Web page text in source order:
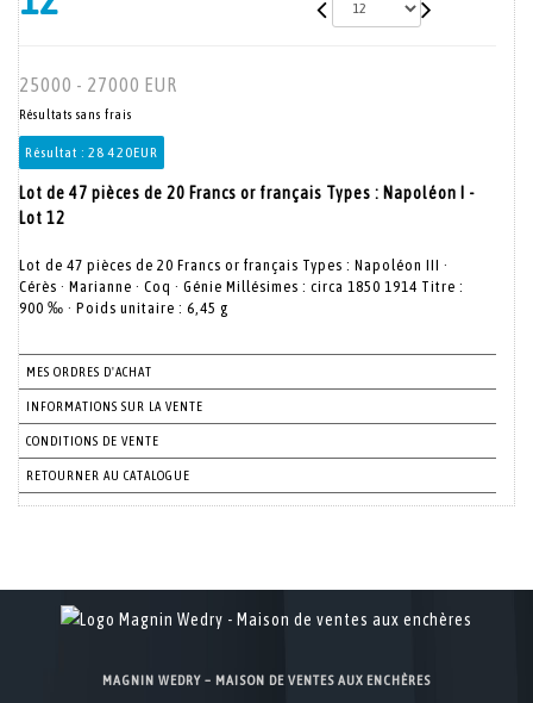
25000 - 27000 EUR
Résultats sans frais
Résultat : 28 420EUR
Lot de 47 pièces de 20 Francs or français Types : Napoléon I -
Lot 12
Lot de 47 pièces de 20 Francs or français Types : Napoléon III ·
Cérès · Marianne · Coq · Génie Millésimes : circa 1850 1914 Titre :
900 ‰ · Poids unitaire : 6,45 g
MES ORDRES D'ACHAT
INFORMATIONS SUR LA VENTE
CONDITIONS DE VENTE
RETOURNER AU CATALOGUE
MAGNIN WEDRY – MAISON DE VENTES AUX ENCHÈRES